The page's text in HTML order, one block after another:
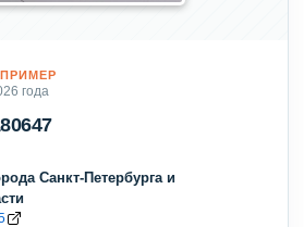
года
Санкт-Петербурга и